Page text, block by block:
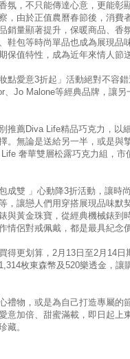
氛，不只能傳達心意，更能彰
，由於正值農曆春節後，消費
銷量顯著提升，保暖商品、香
鞋包等時尚單品也成為展現品
值特性，成為近年來情人節
點愛意3折起」活動絕對不容
Jo Malone等經典品牌，讓
推薦Diva Life精品巧克力，以
。無論是送給另一半，或是與
奢華雙層松露巧克力組，市
成雙 」心動降3折活動，讓時
，讓戀人們用穿搭展現品味默
與黃金珠寶，從經典機械錶到
侶對戒佩戴，都是最具紀念
得更划算，2月13日至2月14日
枚東森幣及520樂透金，讓
禮物，或是為自己打造專屬的
意加倍、甜蜜滿載，即日起上
藏。